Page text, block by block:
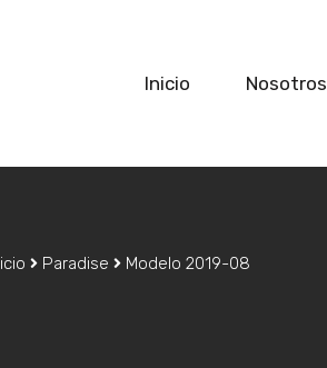
Inicio Nosotros
Paradise Modelo 2019-08